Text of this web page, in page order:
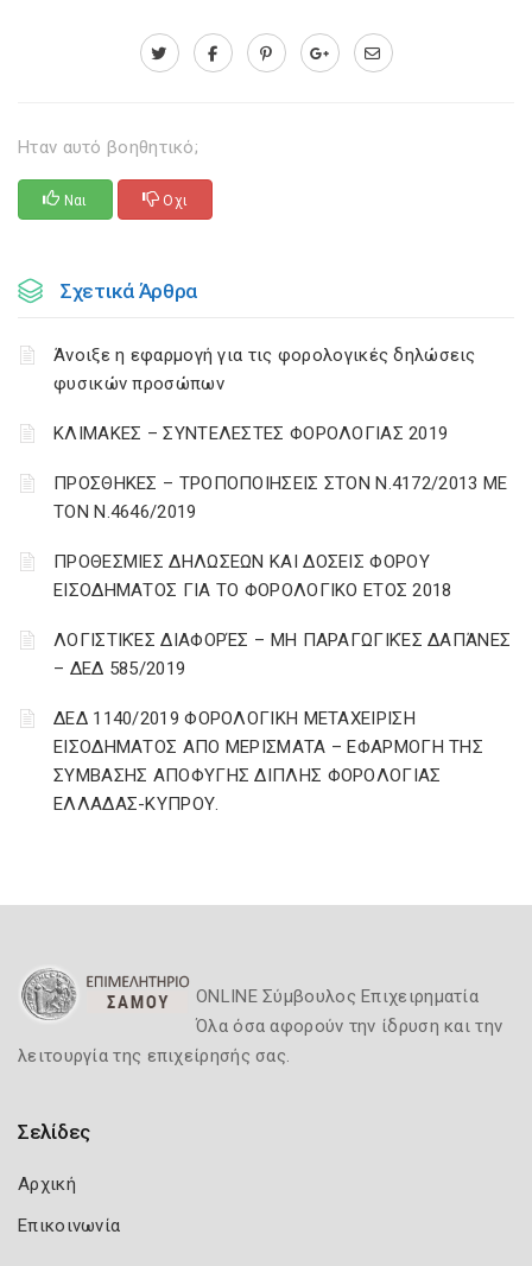
Ηταν αυτό βοηθητικό;
Ναι Οχι
Σχετικά Άρθρα
Άνοιξε η εφαρμογή για τις φορολογικές δηλώσεις
φυσικών προσώπων
ΚΛΙΜΑΚΕΣ – ΣΥΝΤΕΛΕΣΤΕΣ ΦΟΡΟΛΟΓΙΑΣ 2019
ΠΡΟΣΘΗΚΕΣ – ΤΡΟΠΟΠΟΙΗΣΕΙΣ ΣΤΟΝ Ν.4172/2013 ΜΕ
ΤΟΝ Ν.4646/2019
ΠΡΟΘΕΣΜΙΕΣ ΔΗΛΩΣΕΩΝ ΚΑΙ ΔΟΣΕΙΣ ΦΟΡΟΥ
ΕΙΣΟΔΗΜΑΤΟΣ ΓΙΑ ΤΟ ΦΟΡΟΛΟΓΙΚΟ ΕΤΟΣ 2018
ΛΟΓΙΣΤΙΚΈΣ ΔΙΑΦΟΡΈΣ – ΜΗ ΠΑΡΑΓΩΓΙΚΈΣ ΔΑΠΆΝΕΣ
– ΔΕΔ 585/2019
ΔΕΔ 1140/2019 ΦΟΡΟΛΟΓΙΚΗ ΜΕΤΑΧΕΙΡΙΣΗ
ΕΙΣΟΔΗΜΑΤΟΣ ΑΠΟ ΜΕΡΙΣΜΑΤΑ – ΕΦΑΡΜΟΓΗ ΤΗΣ
ΣΥΜΒΑΣΗΣ ΑΠΟΦΥΓΗΣ ΔΙΠΛΗΣ ΦΟΡΟΛΟΓΙΑΣ
ΕΛΛΑΔΑΣ-ΚΥΠΡΟΥ.
ONLINE Σύμβουλος Επιχειρηματία
Όλα όσα αφορούν την ίδρυση και την
λειτουργία της επιχείρησής σας.
Σελίδες
Αρχική
Επικοινωνία